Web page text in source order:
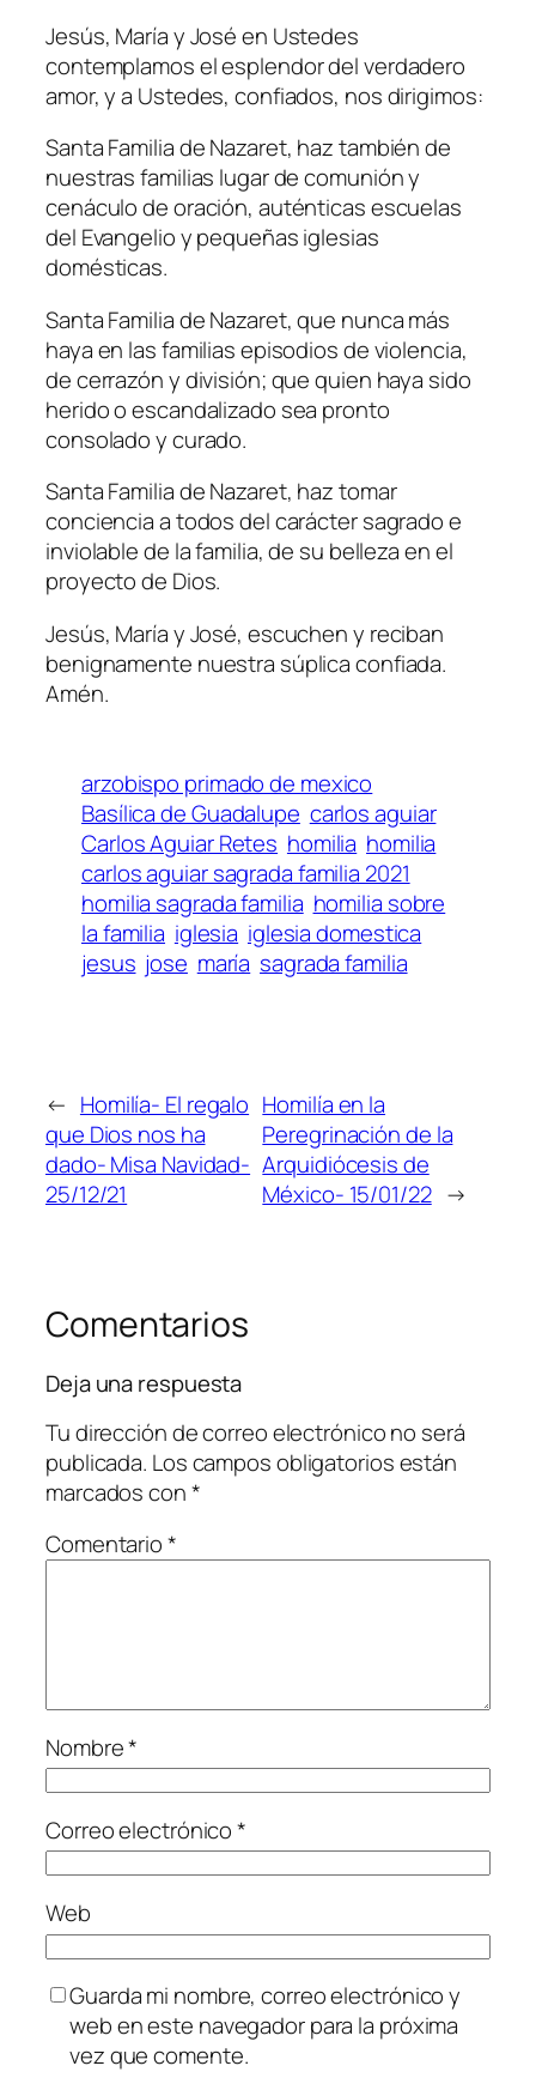
Jesús, María y José en Ustedes
contemplamos el esplendor del verdadero
amor, y a Ustedes, confiados, nos dirigimos:
Santa Familia de Nazaret, haz también de
nuestras familias lugar de comunión y
cenáculo de oración, auténticas escuelas
del Evangelio y pequeñas iglesias
domésticas.
Santa Familia de Nazaret, que nunca más
haya en las familias episodios de violencia,
de cerrazón y división; que quien haya sido
herido o escandalizado sea pronto
consolado y curado.
Santa Familia de Nazaret, haz tomar
conciencia a todos del carácter sagrado e
inviolable de la familia, de su belleza en el
proyecto de Dios.
Jesús, María y José, escuchen y reciban
benignamente nuestra súplica confiada.
Amén.
arzobispo primado de mexico
Basílica de Guadalupe carlos aguiar
Carlos Aguiar Retes homilia homilia
carlos aguiar sagrada familia 2021
homilia sagrada familia homilia sobre
la familia iglesia iglesia domestica
jesus jose maría sagrada familia
← Homilía- El regalo
que Dios nos ha
dado- Misa Navidad-
25/12/21
Homilía en la
Peregrinación de la
Arquidiócesis de
México- 15/01/22 →
Comentarios
Deja una respuesta
Tu dirección de correo electrónico no será
publicada. Los campos obligatorios están
marcados con*
Comentario*
Nombre*
Correo electrónico*
Web
Guarda mi nombre, correo electrónico y
web en este navegador para la próxima
vez que comente.